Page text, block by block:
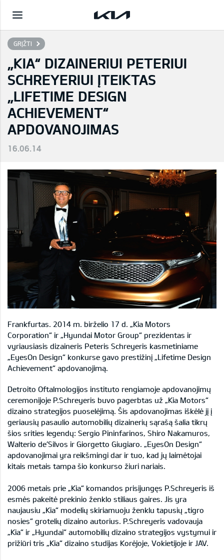
GRĮŽTI
„KIA“ DIZAINERIUI PETERIUI
SCHREYERIUI ĮTEIKTAS
„LIFETIME DESIGN
ACHIEVEMENT“
APDOVANOJIMAS
16.06.14
Frankfurtas. 2014 m. birželio 17 d. „Kia Motors
Corporation“ ir „Hyundai Motor Group“ prezidentas ir
vyriausiasis dizaineris Peteris Schreyeris kasmetiniame
„EyesOn Design“ konkurse gavo prestižinį „Lifetime Design
Achievement“ apdovanojimą.
Detroito Oftalmologijos instituto rengiamoje apdovanojimų
ceremonijoje P.Schreyeris buvo pagerbtas už „Kia Motors“
dizaino strategijos puoselėjimą. Šis apdovanojimas iškėlė jį į
geriausių pasaulio automobilių dizainerių sąrašą šalia tikrų
šios srities legendų: Sergio Pininfarinos, Shiro Nakamuros,
Walterio de’Silvos ir Giorgetto Giugiaro. „EyesOn Design“
apdovanojimai yra reikšmingi dar ir tuo, kad jų laimėtojai
kitais metais tampa šio konkurso žiuri nariais.
2006 metais prie „Kia“ komandos prisijungęs P.Schreyeris iš
esmės pakeitė prekinio ženklo stiliaus gaires. Jis yra
naujausiu „Kia“ modelių skiriamuoju ženklu tapusių „tigro
nosies“ grotelių dizaino autorius. P.Schreyeris vadovauja
„Kia“ ir „Hyundai“ automobilių dizaino strategijos vystymui ir
prižiūri tris „Kia“ dizaino studijas Korėjoje, Vokietijoje ir JAV.